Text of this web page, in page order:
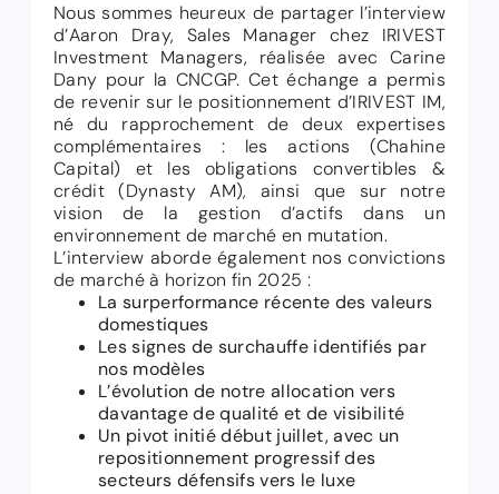
Nous sommes heureux de partager l’interview
d’Aaron Dray, Sales Manager chez IRIVEST
Investment Managers, réalisée avec Carine
Dany pour la CNCGP. Cet échange a permis
de revenir sur le positionnement d’IRIVEST IM,
né du rapprochement de deux expertises
complémentaires : les actions (Chahine
Capital) et les obligations convertibles &
crédit (Dynasty AM), ainsi que sur notre
vision de la gestion d’actifs dans un
environnement de marché en mutation.
L’interview aborde également nos convictions
de marché à horizon fin 2025 :
La surperformance récente des valeurs
domestiques
Les signes de surchauffe identifiés par
nos modèles
L’évolution de notre allocation vers
davantage de qualité et de visibilité
Un pivot initié début juillet, avec un
repositionnement progressif des
secteurs défensifs vers le luxe